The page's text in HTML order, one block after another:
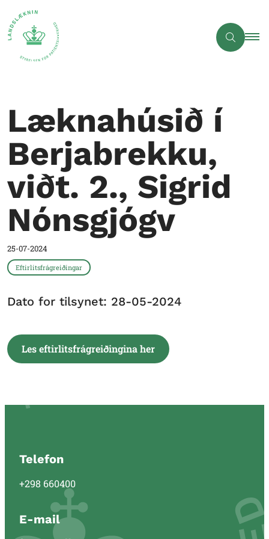
Læknahúsið í
Berjabrekku,
viðt. 2., Sigrid
Nónsgjógv
25-07-2024
Eftirlitsfrágreiðingar
Dato for tilsynet: 28-05-2024
Les eftirlitsfrágreiðingina her
Telefon
+298 660400
E-mail